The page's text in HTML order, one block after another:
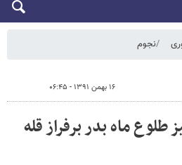
نجوم
۱۶ بهمن ۱۳۹۱ - ۰۶:۴۵
ماه بدر برفراز قله